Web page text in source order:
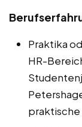
Praktika
HR-
praktische